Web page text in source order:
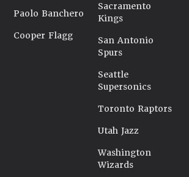
Paolo Banchero
Cooper Flagg
Sacramento
Kings
San Antonio
Spurs
Seattle
Supersonics
Toronto Raptors
Utah Jazz
Washington
Wizards